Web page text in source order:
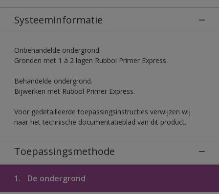
Systeeminformatie
Onbehandelde ondergrond.
Gronden met 1 à 2 lagen Rubbol Primer Express.
Behandelde ondergrond.
Bijwerken met Rubbol Primer Express.
Voor gedetailleerde toepassingsinstructies verwijzen wij
naar het technische documentatieblad van dit product.
Toepassingsmethode
1. De ondergrond